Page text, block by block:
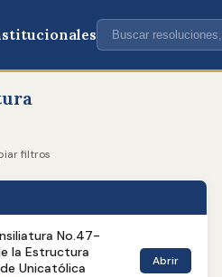
filtros
No.47-
la Estructura
Unicatólica
Abrir